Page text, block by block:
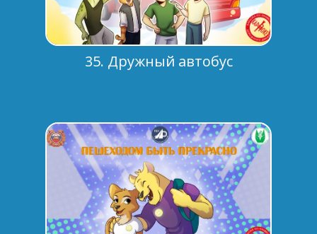
35. Дружный автобус